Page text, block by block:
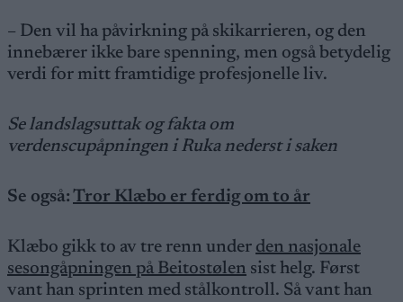
– Den vil ha påvirkning på skikarrieren, og den
innebærer ikke bare spenning, men også betydelig
verdi for mitt framtidige profesjonelle liv.
Se landslagsuttak og fakta om
verdenscupåpningen i Ruka nederst i saken
Se også: Tror Klæbo er ferdig om to år
Klæbo gikk to av tre renn under den nasjonale
sesongåpningen på Beitostølen sist helg. Først
vant han sprinten med stålkontroll. Så vant han